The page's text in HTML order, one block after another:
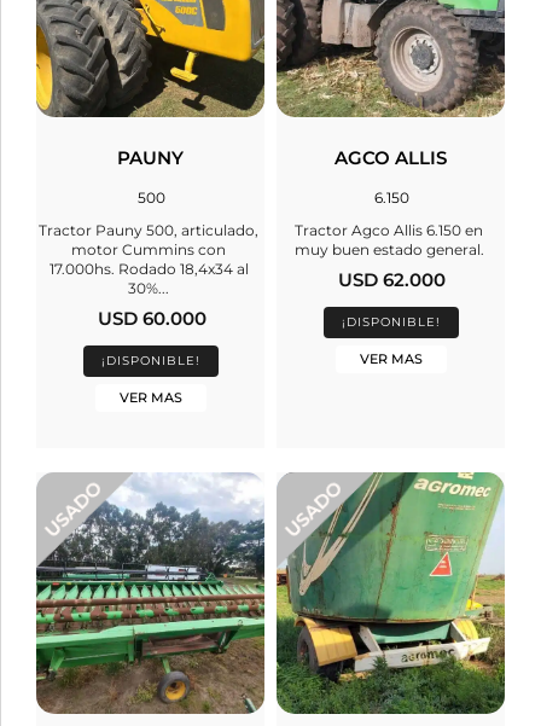
PAUNY
500
Tractor Pauny 500, articulado,
motor Cummins con
17.000hs. Rodado 18,4x34 al
30%...
USD 60.000
¡DISPONIBLE!
VER MAS
AGCO ALLIS
6.150
Tractor Agco Allis 6.150 en
muy buen estado general.
USD 62.000
¡DISPONIBLE!
VER MAS